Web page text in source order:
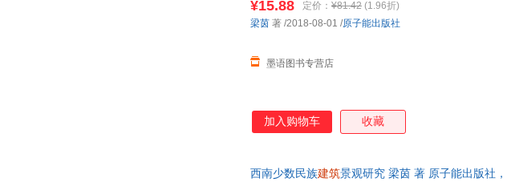
¥15.88 定价： ¥81.42 (1.96折)
墨语图书专营店
梁茵 著 /2018-08-01 /原子能出版社
加入购物车 收藏
西南少数民族建筑景观研究 梁茵 著 原子能出版社